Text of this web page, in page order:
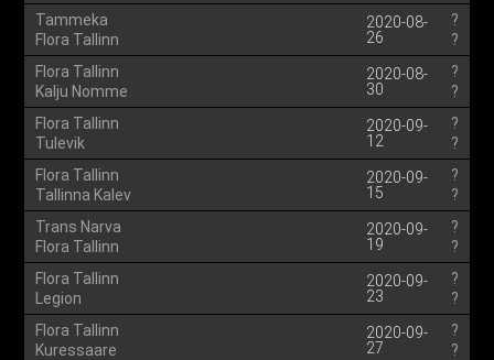
Tammeka
Flora Tallinn
2020-08-
26
?
?
Flora Tallinn
Kalju Nomme
2020-08-
30
?
?
Flora Tallinn
Tulevik
2020-09-
12
?
?
Flora Tallinn
Tallinna Kalev
2020-09-
15
?
?
Trans Narva
Flora Tallinn
2020-09-
19
?
?
Flora Tallinn
Legion
2020-09-
23
?
?
Flora Tallinn
Kuressaare
2020-09-
27
?
?